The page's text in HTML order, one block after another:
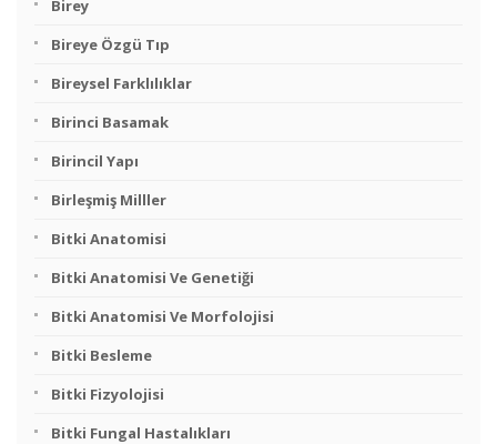
Birey
Bireye Özgü Tıp
Bireysel Farklılıklar
Birinci Basamak
Birincil Yapı
Birleşmiş Milller
Bitki Anatomisi
Bitki Anatomisi Ve Genetiği
Bitki Anatomisi Ve Morfolojisi
Bitki Besleme
Bitki Fizyolojisi
Bitki Fungal Hastalıkları